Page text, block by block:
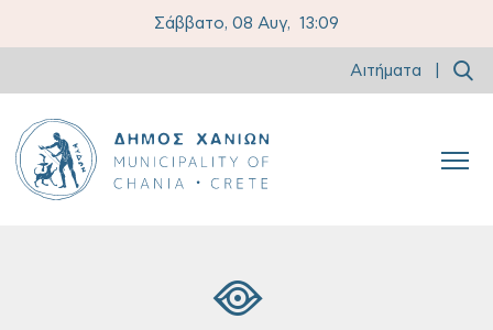
Σάββατο, 08 Αυγ, 13:09
Αιτήματα